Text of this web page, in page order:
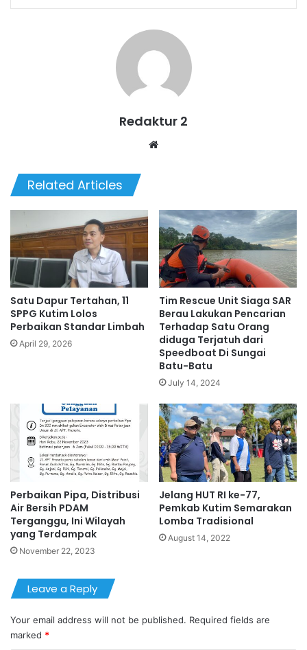
Redaktur 2
Related Articles
Satu Dapur Tertahan, 11
SPPG Kutim Lolos
Perbaikan Standar Limbah
April 29, 2026
Tim Rescue Unit Siaga SAR
Berau Lakukan Pencarian
Terhadap Satu Orang
diduga Terjatuh dari
Speedboat Di Sungai
Batu-Batu
July 14, 2024
Perbaikan Pipa, Distribusi
Air Bersih PDAM
Terganggu, Ini Wilayah
yang Terdampak
November 22, 2023
Jelang HUT RI ke-77,
Pemkab Kutim Semarakan
Lomba Tradisional
August 14, 2022
Leave a Reply
Your email address will not be published. Required fields are
marked *